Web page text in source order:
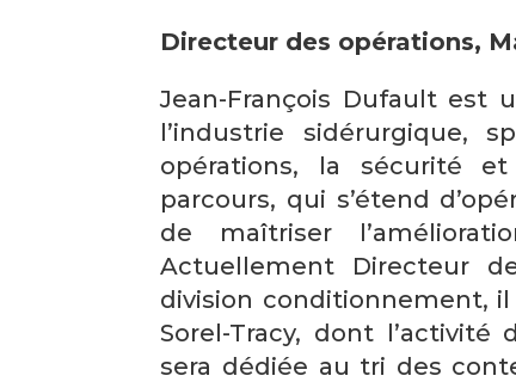
Directeur des opérations,
Jean-François Dufault est
l’industrie sidérurgique,
opérations, la sécurité
parcours, qui s’étend
de maîtriser
Actuellement Directeur
division conditionnement,
Sorel-Tracy, dont
sera dédiée au tri des